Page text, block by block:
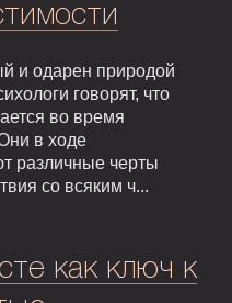
и одарен природой
говорят, что
во время
в ходе
различные черты
со всяким ч...
как ключ к